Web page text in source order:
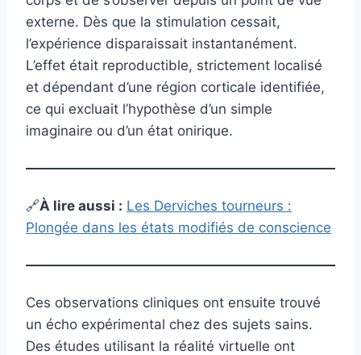
externe. Dès que la stimulation cessait,
l’expérience disparaissait instantanément.
L’effet était reproductible, strictement localisé
et dépendant d’une région corticale identifiée,
ce qui excluait l’hypothèse d’un simple
imaginaire ou d’un état onirique.
🔗À lire aussi : Les Derviches tourneurs :
Plongée dans les états modifiés de conscience
Ces observations cliniques ont ensuite trouvé
un écho expérimental chez des sujets sains.
Des études utilisant la réalité virtuelle ont